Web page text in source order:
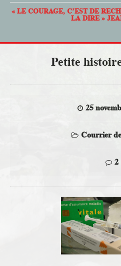
« LE COURAGE, C’EST DE
LA DIRE »
Petite
25
Courrier
2